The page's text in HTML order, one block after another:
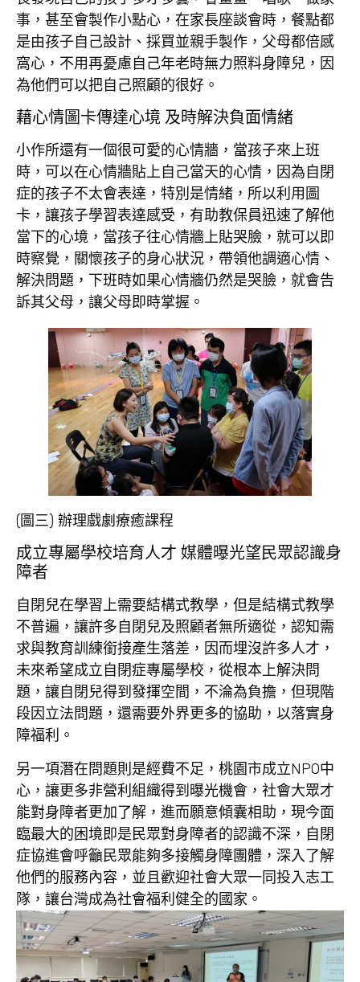
事，甚至會製作小點心，在家長座談會時，餐點都
是由孩子自己設計、採買並親手製作，父母都倍感
窩心，不用再憂慮自己年老時無力照料身障兒，因
為他們可以把自己照顧的很好。
藉心情圖卡傳達心境 及時解決負面情緒
小作所還有一個很可愛的心情牆，當孩子來上班
時，可以在心情牆貼上自己當天的心情，因為自閉
症的孩子不太會表達，特別是情緒，所以利用圖
卡，讓孩子學習表達感受，有助教保員迅速了解他
當下的心境，當孩子往心情牆上貼哭臉，就可以即
時察覺，關懷孩子的身心狀況，帶領他調適心情、
解決問題，下班時如果心情牆仍然是哭臉，就會告
訴其父母，讓父母即時掌握。
(圖三) 辦理戲劇療癒課程
成立專屬學校培育人才 媒體曝光望民眾認識身
障者
自閉兒在學習上需要結構式教學，但是結構式教學
不普遍，讓許多自閉兒及照顧者無所適從，認知需
求與教育訓練銜接產生落差，因而埋沒許多人才，
未來希望成立自閉症專屬學校，從根本上解決問
題，讓自閉兒得到發揮空間，不淪為負擔，但現階
段因立法問題，還需要外界更多的協助，以落實身
障福利。
另一項潛在問題則是經費不足，桃園市成立NPO中
心，讓更多非營利組織得到曝光機會，社會大眾才
能對身障者更加了解，進而願意傾囊相助，現今面
臨最大的困境即是民眾對身障者的認識不深，自閉
症協進會呼籲民眾能夠多接觸身障團體，深入了解
他們的服務內容，並且歡迎社會大眾一同投入志工
隊，讓台灣成為社會福利健全的國家。